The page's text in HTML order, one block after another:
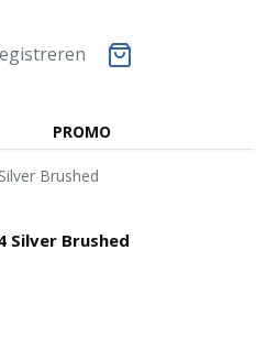
PROMO
Brushed
Silver Brushed